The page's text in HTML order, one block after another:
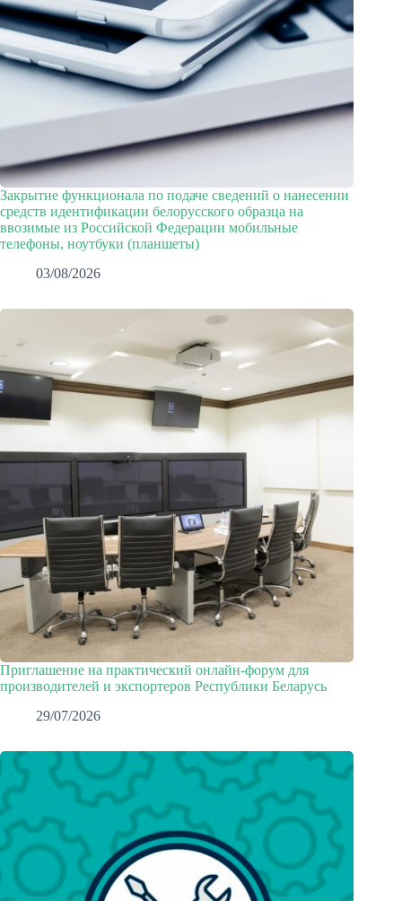
Закрытие функционала по подаче сведений о нанесении
средств идентификации белорусского образца на
ввозимые из Российской Федерации мобильные
телефоны, ноутбуки (планшеты)
03/08/2026
Приглашение на практический онлайн-форум для
производителей и экспортеров Республики Беларусь
29/07/2026